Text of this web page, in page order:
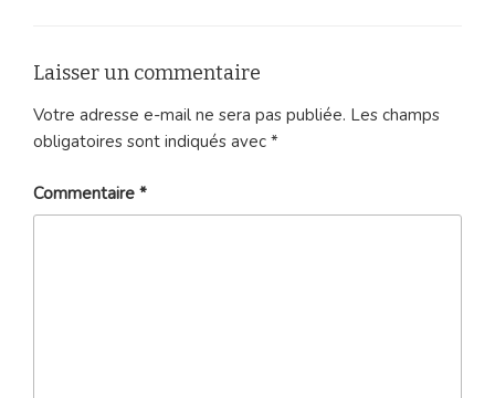
Laisser un commentaire
Votre adresse e-mail ne sera pas publiée. Les champs
obligatoires sont indiqués avec *
Commentaire *